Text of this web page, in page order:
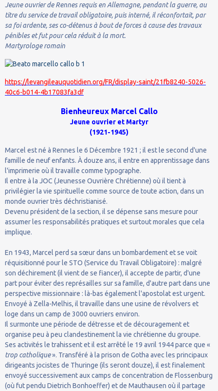
Jeune ouvrier de Rennes requis en Allemagne, pendant la guerre, au
titre du service de travail obligatoire, puis interné, il réconfortait, par
sa foi ardente, ses co-détenus à bout de forces à cause des travaux
pénibles et fut pour cela réduit à la mort.
Martyrologe romain
https://levangileauquotidien.org/FR/display-saint/21fb8240-5026-
40c6-b014-4b17083fa3df
Bienheureux Marcel Callo
Jeune ouvrier et Martyr
(1921-1945)
Marcel est né à Rennes le 6 Décembre 1921 ; il est le second d'une
famille de neuf enfants. À douze ans, il entre en apprentissage dans
l'imprimerie où il travaille comme typographe.
Il entre à la JOC (Jeunesse Ouvrière Chrétienne) où il tient à
privilégier la vie spirituelle comme source de toute action, dans un
monde ouvrier très déchristianisé.
Devenu président de la section, il se dépense sans mesure pour
assumer les responsabilités pratiques et surtout morales que cela
implique.
En 1943, Marcel perd sa sœur dans un bombardement et se voit
réquisitionné pour le STO (Service du Travail Obligatoire) : malgré
son déchirement (il vient de se fiancer), il accepte de partir, d'une
part pour éviter des représailles sur sa famille, d'autre part dans une
perspective missionnaire : là-bas également l'apostolat est urgent.
Envoyé à Zella-Melhis, il travaille dans une usine de révolvers et
loge dans un camp de 3000 ouvriers environ.
Il surmonte une période de détresse et de découragement et
organise peu à peu clandestinement la vie chrétienne du groupe.
Ses activités le trahissent et il est arrêté le 19 avril 1944 parce que «
trop catholique». Transféré à la prison de Gotha avec les principaux
dirigeants jocistes de Thuringe (ils seront douze), il est finalement
envoyé successivement aux camps de concentration de Flossenburg
(où fut pendu Dietrich Bonhoeffer) et de Mauthausen où il partage